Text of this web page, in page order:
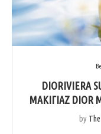
DIORIVIERA
ΜΑΚΙΓΙΆΖ DIOR
by